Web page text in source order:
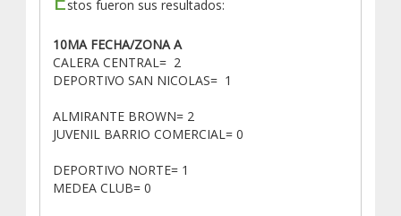
stos fueron sus resultados:
10MA FECHA/ZONA A
CALERA CENTRAL= 2
DEPORTIVO SAN NICOLAS= 1
ALMIRANTE BROWN= 2
JUVENIL BARRIO COMERCIAL= 0
DEPORTIVO NORTE= 1
MEDEA CLUB= 0